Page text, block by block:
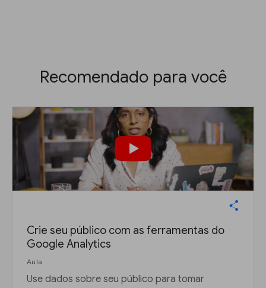
Recomendado para você
Crie seu público com as ferramentas do
Google Analytics
Aula
Use dados sobre seu público para tomar